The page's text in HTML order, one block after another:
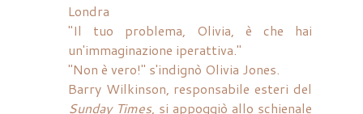
Londra
"Il tuo problema, Olivia, è che hai
un'immaginazione iperattiva."
"Non è vero!" s'indignò Olivia Jones.
Barry Wilkinson, responsabile esteri del
Sunday Times, si appoggiò allo schienale